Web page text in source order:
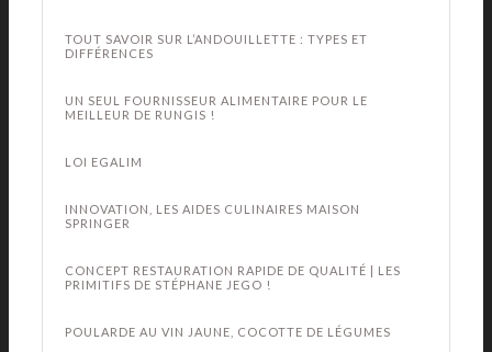
TOUT SAVOIR SUR L’ANDOUILLETTE : TYPES ET
DIFFÉRENCES
UN SEUL FOURNISSEUR ALIMENTAIRE POUR LE
MEILLEUR DE RUNGIS !
LOI EGALIM
INNOVATION, LES AIDES CULINAIRES MAISON
SPRINGER
CONCEPT RESTAURATION RAPIDE DE QUALITÉ | LES
PRIMITIFS DE STÉPHANE JEGO !
POULARDE AU VIN JAUNE, COCOTTE DE LÉGUMES